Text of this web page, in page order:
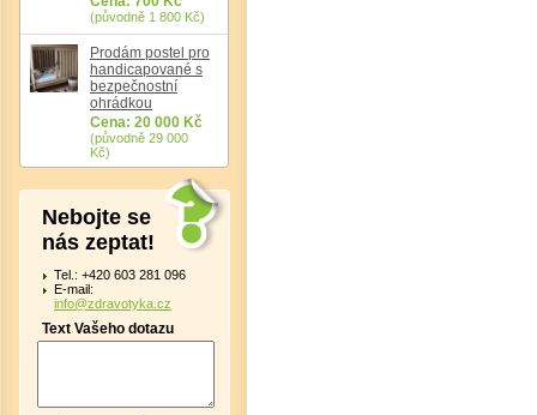
(původně 1 800 Kč)
Prodám postel pro
handicapované s
bezpečnostní
ohrádkou
Cena: 20 000 Kč
(původně 29 000
Kč)
Nebojte se
nás zeptat!
Tel.: +420 603 281 096
E-mail:
info@zdravotyka.cz
Text Vašeho dotazu